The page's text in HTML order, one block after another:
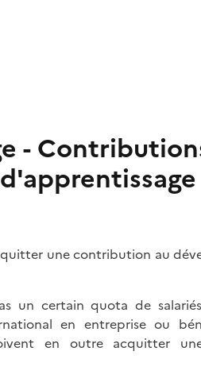
-
une contribution au
un certain quota de
en entreprise ou
en outre acquitter